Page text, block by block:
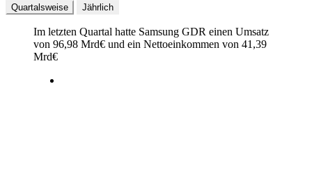
Quartalsweise Jährlich
Im letzten Quartal hatte Samsung GDR einen Umsatz
von 96,98 Mrd€ und ein Nettoeinkommen von 41,39
Mrd€